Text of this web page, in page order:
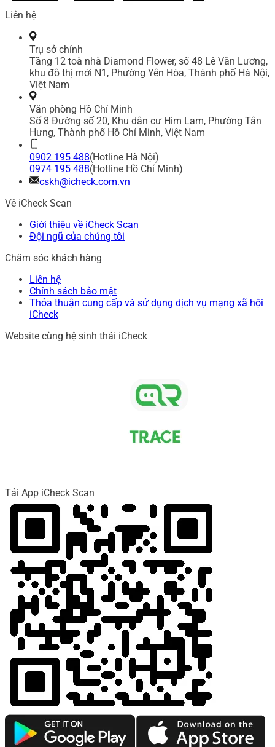
Liên hệ
Trụ sở chính
Tầng 12 toà nhà Diamond Flower, số 48 Lê Văn Lương,
khu đô thị mới N1, Phường Yên Hòa, Thành phố Hà Nội,
Việt Nam
Văn phòng Hồ Chí Minh
Số 8 Đường số 20, Khu dân cư Him Lam, Phường Tân
Hưng, Thành phố Hồ Chí Minh, Việt Nam
0902 195 488(Hotline Hà Nội)
0974 195 488(Hotline Hồ Chí Minh)
cskh@icheck.com.vn
Về iCheck Scan
Giới thiệu về iCheck Scan
Đội ngũ của chúng tôi
Chăm sóc khách hàng
Liên hệ
Chính sách bảo mật
Thỏa thuận cung cấp và sử dụng dịch vụ mạng xã hội
iCheck
Website cùng hệ sinh thái iCheck
Tải App iCheck Scan